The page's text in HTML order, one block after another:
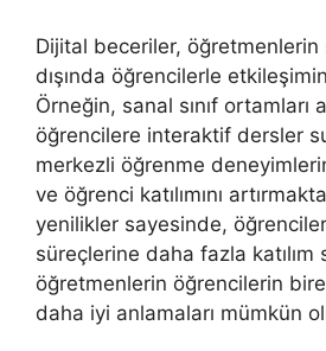
Dijital beceriler, öğretmenlerin
dışında öğrencilerle
Örneğin, sanal sınıf ortamları
öğrencilere interaktif dersler
merkezli öğrenme
ve öğrenci katılımını
yenilikler sayesinde,
süreçlerine daha fazla katılım
öğretmenlerin öğrencilerin
daha iyi anlamaları mümkün